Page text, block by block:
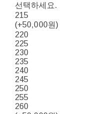
선택하세요.
215
(+50,000원)
220
225
230
235
240
245
250
255
260